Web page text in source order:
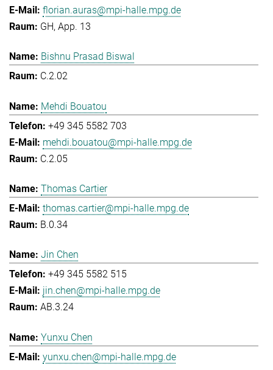
florian.auras@mpi-halle.mpg.de
GH, App. 13
Bishnu Prasad Biswal
C.2.02
Mehdi Bouatou
+49 345 5582 703
mehdi.bouatou@mpi-halle.mpg.de
C.2.05
Thomas Cartier
thomas.cartier@mpi-halle.mpg.de
B.0.34
Jin Chen
+49 345 5582 515
jin.chen@mpi-halle.mpg.de
AB.3.24
Yunxu Chen
yunxu.chen@mpi-halle.mpg.de